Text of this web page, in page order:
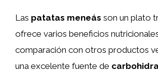
Las patatas meneás son un plato
ofrece varios beneficios
comparación con otros productos
una excelente fuente de